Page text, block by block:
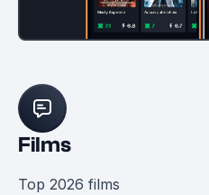
Films
Top 2026 films